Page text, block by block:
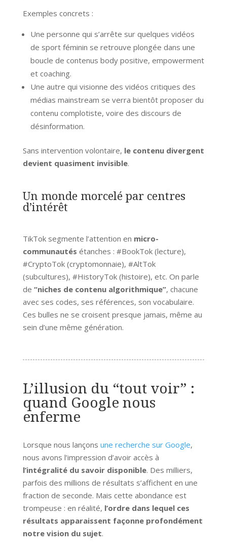
Exemples concrets :
Une personne qui s’arrête sur quelques vidéos
de sport féminin se retrouve plongée dans une
boucle de contenus body positive, empowerment
et coaching.
Une autre qui visionne des vidéos critiques des
médias mainstream se verra bientôt proposer du
contenu complotiste, voire des discours de
désinformation.
Sans intervention volontaire, le contenu divergent
devient quasiment invisible.
Un monde morcelé par centres
d’intérêt
TikTok segmente l’attention en micro-
communautés étanches : #BookTok (lecture),
#CryptoTok (cryptomonnaie), #AltTok
(subcultures), #HistoryTok (histoire), etc. On parle
de “niches de contenu algorithmique”, chacune
avec ses codes, ses références, son vocabulaire.
Ces bulles ne se croisent presque jamais, même au
sein d’une même génération.
L’illusion du “tout voir” :
quand Google nous
enferme
Lorsque nous lançons une recherche sur Google,
nous avons l’impression d’avoir accès à
l’intégralité du savoir disponible. Des milliers,
parfois des millions de résultats s’affichent en une
fraction de seconde. Mais cette abondance est
trompeuse : en réalité, l’ordre dans lequel ces
résultats apparaissent façonne profondément
notre vision du sujet.